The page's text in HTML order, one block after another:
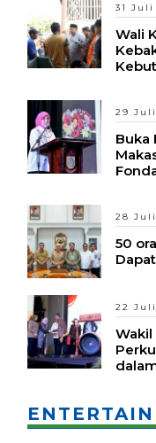
31 Juli
Wali
29
Buka
28
50
22
Wakil